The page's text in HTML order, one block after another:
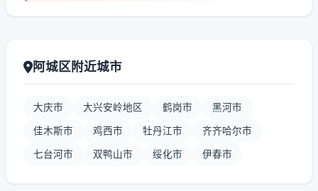
阿城区附近城市
大庆市 大兴安岭地区 鹤岗市 黑河市
佳木斯市 鸡西市 牡丹江市 齐齐哈尔市
七台河市 双鸭山市 绥化市 伊春市